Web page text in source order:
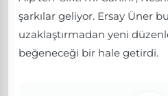
şarkılar geliyor. Ersay Üner
uzaklaştırmadan yeni
beğeneceği bir hale getirdi.